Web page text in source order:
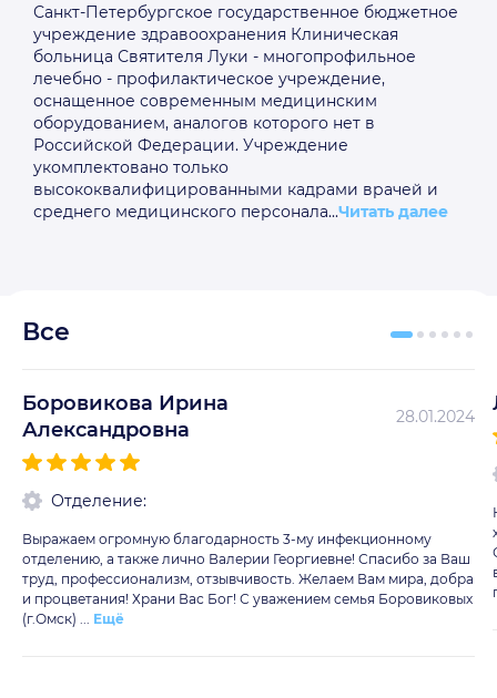
Санкт-Петербургское государственное бюджетное
учреждение здравоохранения Клиническая
больница Святителя Луки - многопрофильное
лечебно - профилактическое учреждение,
оснащенное современным медицинским
оборудованием, аналогов которого нет в
Российской Федерации. Учреждение
укомплектовано только
высококвалифицированными кадрами врачей и
среднего медицинского персонала...Читать далее
Все
Боровикова Ирина
Александровна
28.01.2024
Отделение:
Выражаем огромную благодарность 3-му инфекционному
отделению, а также лично Валерии Георгиевне! Спасибо за Ваш
труд, профессионализм, отзывчивость. Желаем Вам мира, добра
и процветания! Храни Вас Бог! С уважением семья Боровиковых
(г.Омск) ... Ещё